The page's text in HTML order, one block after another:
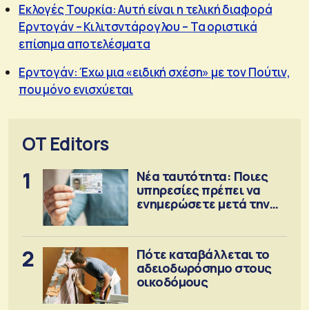
Εκλογές Τουρκία: Αυτή είναι η τελική διαφορά
Ερντογάν – Κιλιτσντάρογλου – Τα οριστικά
επίσημα αποτελέσματα
Ερντογάν: Έχω μια «ειδική σχέση» με τον Πούτιν,
που μόνο ενισχύεται
OT Editors
1
Νέα ταυτότητα: Ποιες
υπηρεσίες πρέπει να
ενημερώσετε μετά την
2
Πότε καταβάλλεται το
αδειοδωρόσημο στους
οικοδόμους